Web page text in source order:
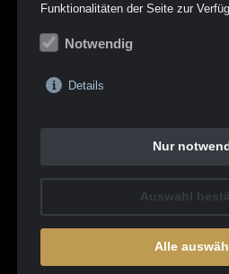
Funktionalitäten der Seite zur
Notwendig
Details
Nur
Auswahl
Alle